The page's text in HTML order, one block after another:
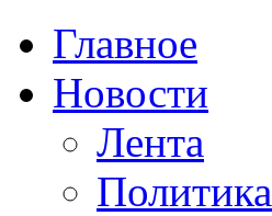
Главное
Новости
Лента
Политика